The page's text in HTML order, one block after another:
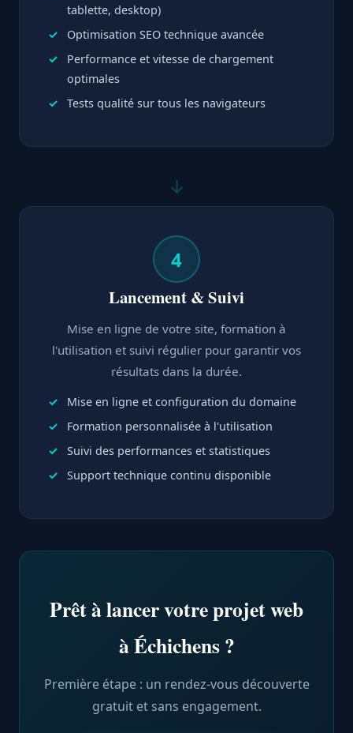
tablette, desktop)
Optimisation SEO technique avancée
Performance et vitesse de chargement
optimales
Tests qualité sur tous les navigateurs
↓
4
Lancement & Suivi
Mise en ligne de votre site, formation à
l'utilisation et suivi régulier pour garantir vos
résultats dans la durée.
Mise en ligne et configuration du domaine
Formation personnalisée à l'utilisation
Suivi des performances et statistiques
Support technique continu disponible
Prêt à lancer votre projet web
à Échichens ?
Première étape : un rendez-vous découverte
gratuit et sans engagement.